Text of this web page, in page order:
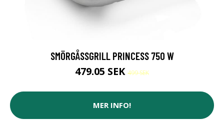
SMÖRGÅSSGRILL PRINCESS 750 W
479.05 SEK 499 SEK
MER INFO!